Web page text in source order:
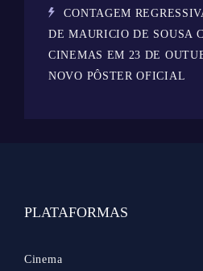
CONTAGEM
DE MAURICIO DE SOUSA
CINEMAS EM 23 DE
NOVO PÔSTER OFICIAL
PLATAFORMAS
Cinema